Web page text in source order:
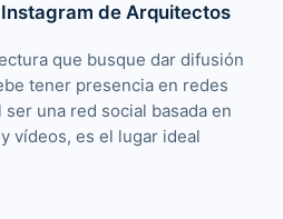
de Arquitectos
que busque dar difusión
tener presencia en redes
ser una red social basada en
vídeos, es el lugar ideal